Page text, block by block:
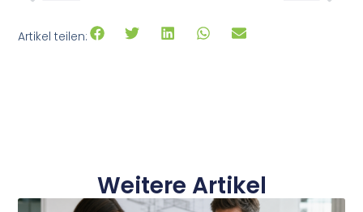
Artikel teilen:
Weitere Artikel